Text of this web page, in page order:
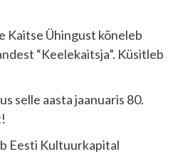
Kaitse Ühingust kõneleb
“Keelekaitsja”. Küsitleb
selle aasta jaanuaris 80.
Eesti Kultuurkapital